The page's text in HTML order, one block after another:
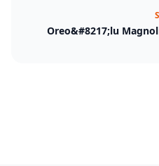
Oreo&#8217;lu